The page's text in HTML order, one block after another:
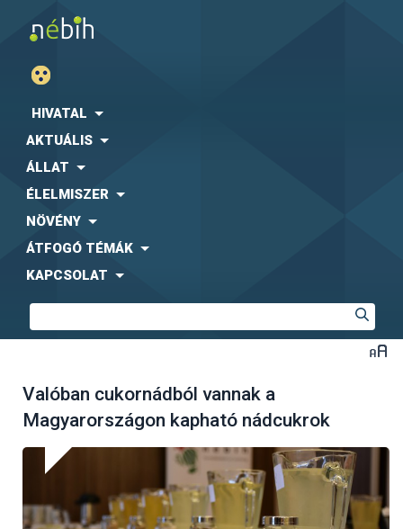
HIVATAL
AKTUÁLIS
ÁLLAT
ÉLELMISZER
NÖVÉNY
ÁTFOGÓ TÉMÁK
KAPCSOLAT
Valóban cukornádból vannak a
Magyarországon kapható nádcukrok